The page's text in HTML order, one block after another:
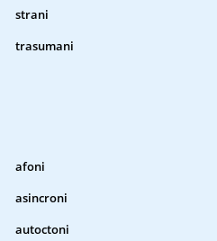
strani
trasumani
afoni
asincroni
autoctoni